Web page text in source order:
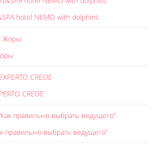
hotel NEMO with dolphins
CREDE
правильно выбрать ведущего”